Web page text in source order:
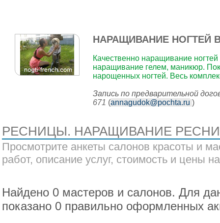
НАРАЩИВАНИЕ НОГТЕЙ
Качественно наращивание
наращивание гелем, маникюр.
нарощенных ногтей. Весь
Запись по предварительной
671 (annagudok@pochta.ru )
РЕСНИЦЫ. НАРАЩИВАНИЕ
Просмотрите анкеты салонов красоты и
работ, описание услуг, стоимость и цены
Найдено 0 мастеров и салонов. Для
показано 0 правильно оформленных